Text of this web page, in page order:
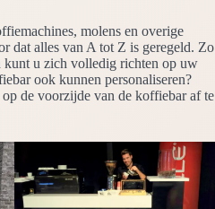
molens en overige
dat alles van A tot Z is geregeld. Zo
kunt u zich volledig richten op uw
ook kunnen personaliseren?
de voorzijde van de koffiebar af te